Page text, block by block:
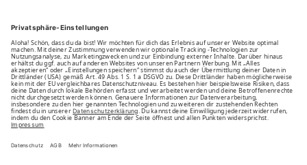
Unsere Vorteile
Unsere Partner